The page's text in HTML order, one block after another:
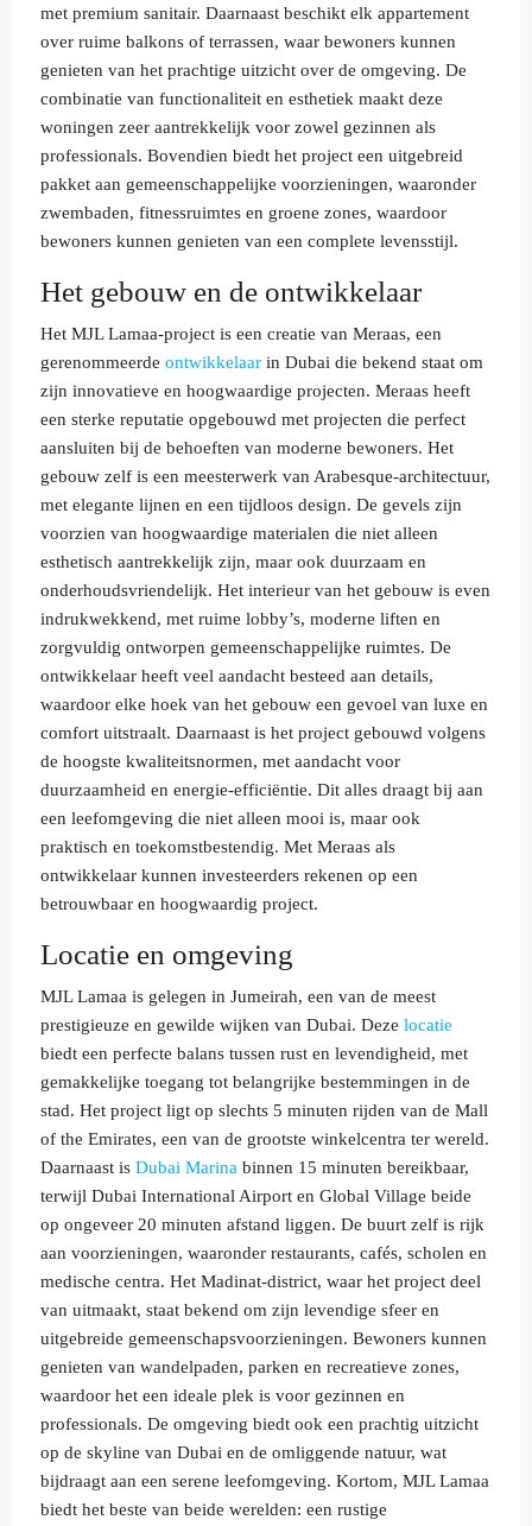
met premium sanitair. Daarnaast beschikt elk appartement
over ruime balkons of terrassen, waar bewoners kunnen
genieten van het prachtige uitzicht over de omgeving. De
combinatie van functionaliteit en esthetiek maakt deze
woningen zeer aantrekkelijk voor zowel gezinnen als
professionals. Bovendien biedt het project een uitgebreid
pakket aan gemeenschappelijke voorzieningen, waaronder
zwembaden, fitnessruimtes en groene zones, waardoor
bewoners kunnen genieten van een complete levensstijl.
Het gebouw en de ontwikkelaar
Het MJL Lamaa-project is een creatie van Meraas, een
gerenommeerde ontwikkelaar in Dubai die bekend staat om
zijn innovatieve en hoogwaardige projecten. Meraas heeft
een sterke reputatie opgebouwd met projecten die perfect
aansluiten bij de behoeften van moderne bewoners. Het
gebouw zelf is een meesterwerk van Arabesque-architectuur,
met elegante lijnen en een tijdloos design. De gevels zijn
voorzien van hoogwaardige materialen die niet alleen
esthetisch aantrekkelijk zijn, maar ook duurzaam en
onderhoudsvriendelijk. Het interieur van het gebouw is even
indrukwekkend, met ruime lobby’s, moderne liften en
zorgvuldig ontworpen gemeenschappelijke ruimtes. De
ontwikkelaar heeft veel aandacht besteed aan details,
waardoor elke hoek van het gebouw een gevoel van luxe en
comfort uitstraalt. Daarnaast is het project gebouwd volgens
de hoogste kwaliteitsnormen, met aandacht voor
duurzaamheid en energie-efficiëntie. Dit alles draagt bij aan
een leefomgeving die niet alleen mooi is, maar ook
praktisch en toekomstbestendig. Met Meraas als
ontwikkelaar kunnen investeerders rekenen op een
betrouwbaar en hoogwaardig project.
Locatie en omgeving
MJL Lamaa is gelegen in Jumeirah, een van de meest
prestigieuze en gewilde wijken van Dubai. Deze locatie
biedt een perfecte balans tussen rust en levendigheid, met
gemakkelijke toegang tot belangrijke bestemmingen in de
stad. Het project ligt op slechts 5 minuten rijden van de Mall
of the Emirates, een van de grootste winkelcentra ter wereld.
Daarnaast is Dubai Marina binnen 15 minuten bereikbaar,
terwijl Dubai International Airport en Global Village beide
op ongeveer 20 minuten afstand liggen. De buurt zelf is rijk
aan voorzieningen, waaronder restaurants, cafés, scholen en
medische centra. Het Madinat-district, waar het project deel
van uitmaakt, staat bekend om zijn levendige sfeer en
uitgebreide gemeenschapsvoorzieningen. Bewoners kunnen
genieten van wandelpaden, parken en recreatieve zones,
waardoor het een ideale plek is voor gezinnen en
professionals. De omgeving biedt ook een prachtig uitzicht
op de skyline van Dubai en de omliggende natuur, wat
bijdraagt aan een serene leefomgeving. Kortom, MJL Lamaa
biedt het beste van beide werelden: een rustige